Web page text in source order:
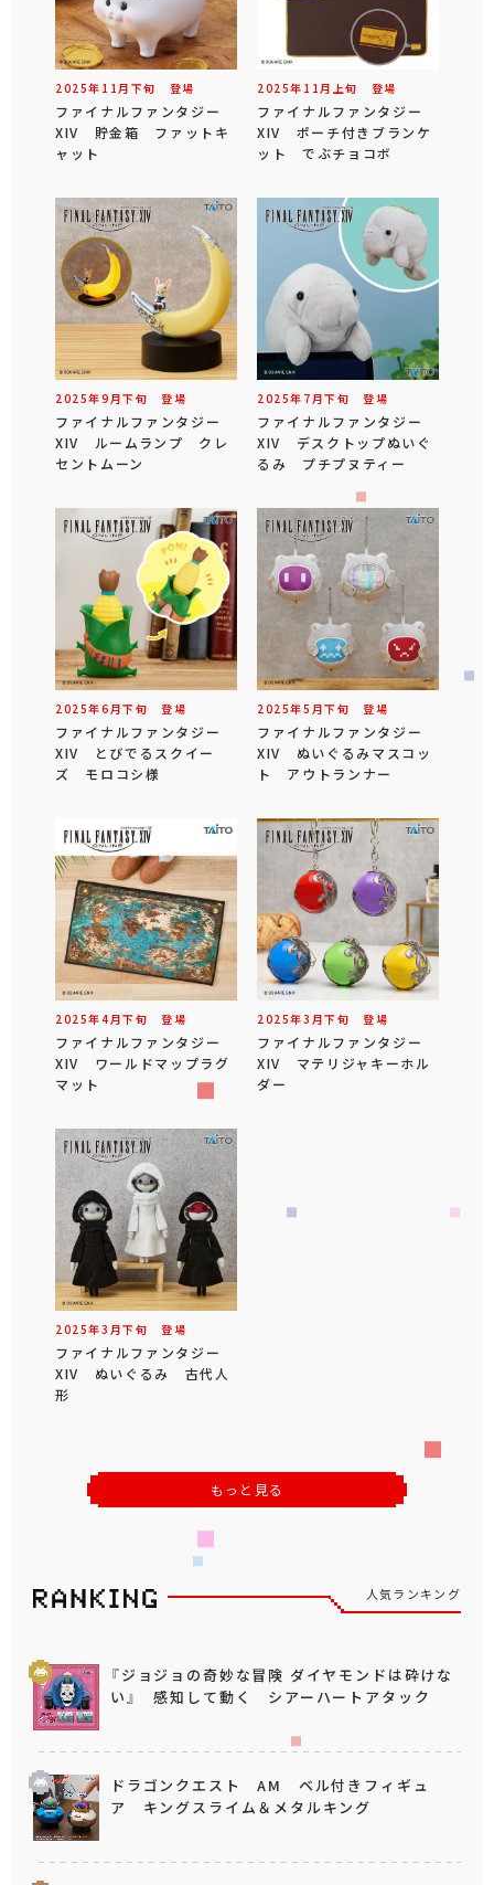
2025年 11 月 下旬 登場
ファイナルファンタジー
XIV 貯金箱 ファットキ
ャット
2025年 11 月 上旬 登場
ファイナルファンタジー
XIV ポーチ付きブランケ
ット でぶチョコボ
2025年9 月下旬 登場
ファイナルファンタジー
XIV ルームランプ クレ
セントムーン
2025年 7 月下旬 登場
ファイナルファンタジー
XIV デスクトップぬいぐ
るみ プチプヌティー
2025年6 月下旬 登場
ファイナルファンタジー
XIV とびでるスクイー
ズ モロコシ様
2025年5 月下旬 登場
ファイナルファンタジー
XIV ぬいぐるみマスコッ
ト アウトランナー
2025年4 月下旬 登場
ファイナルファンタジー
XIV ワールドマップラグ
マット
2025年3 月下旬 登場
ファイナルファンタジー
XIV マテリジャキーホル
ダー
2025年3 月下旬 登場
ファイナルファンタジー
XIV ぬいぐるみ 古代人
形
もっと見る
人気ランキング
『ジョジョの奇妙な冒険 ダイヤモンドは砕けな
い』 感知して動く シアーハートアタック
ドラゴンクエスト AM ベル付きフィギュ
ア キングスライム＆メタルキング